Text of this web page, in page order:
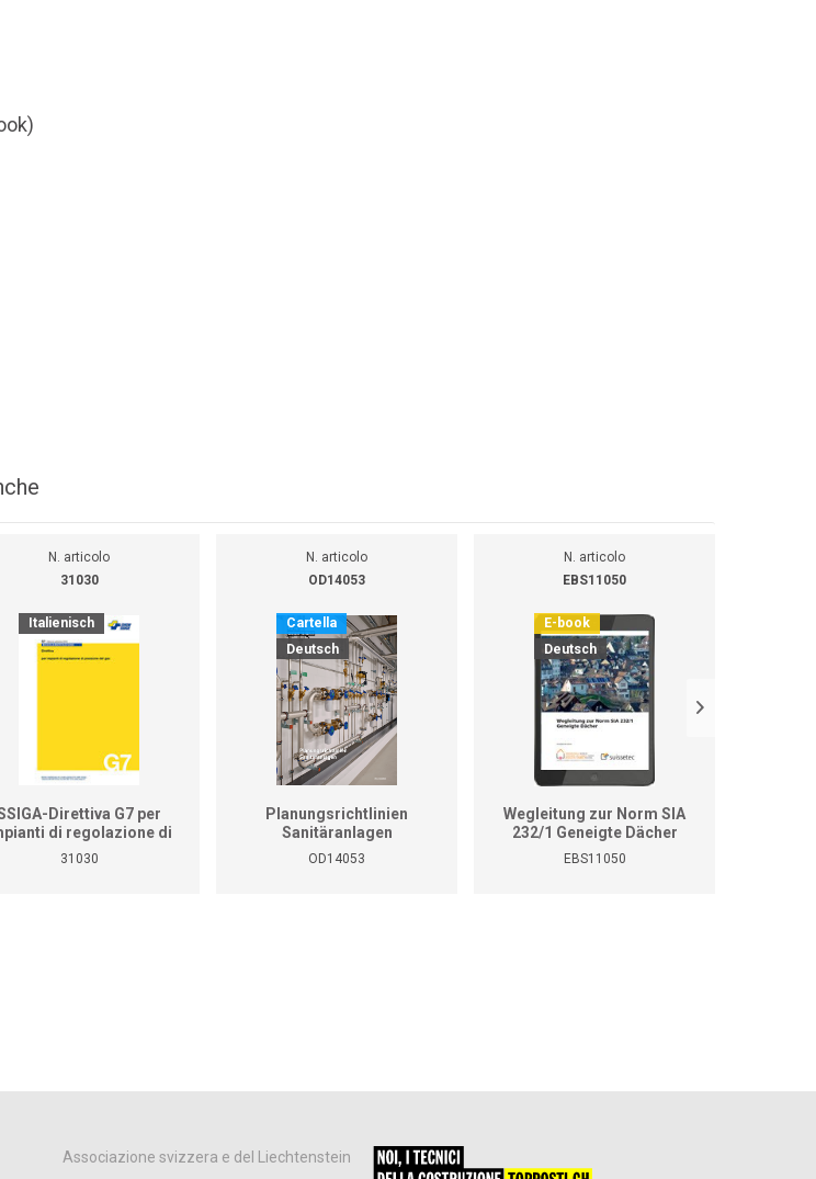
N. articolo
31030
Italienisch
Direttiva G7 per
di regolazione di
pressione del gas
31030
N. articolo
OD14053
Cartella
Deutsch
Planungsrichtlinien
Sanitäranlagen
OD14053
N. articolo
EBS11050
E-book
Deutsch
Wegleitung zur Norm SIA
232/1 Geneigte Dächer
EBS11050
Associazione svizzera e del Liechtenstein